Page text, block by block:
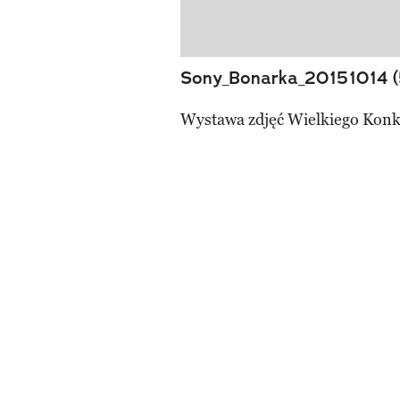
Sony_Bonarka_20151014
Wystawa zdjęć Wielkiego